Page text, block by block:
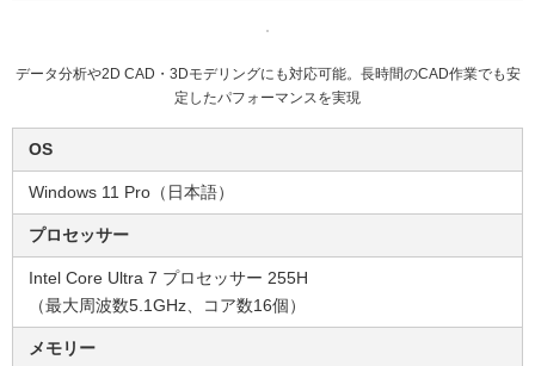
データ分析や2D CAD・3Dモデリングにも対応可能。長時間のCAD作業でも安
定したパフォーマンスを実現
OS
Windows 11 Pro（日本語）
プロセッサー
Intel Core Ultra 7 プロセッサー 255H​
（最大周波数5.1GHz、コア数16個）
メモリー